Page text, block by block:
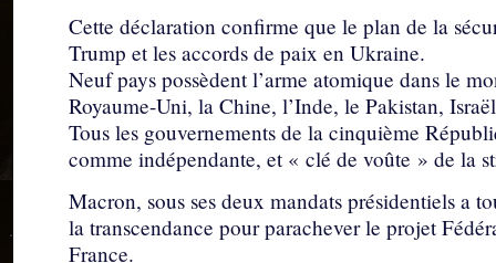
Cette déclaration confirme que le plan de la
Trump et les accords de paix en Ukraine.
Neuf pays possèdent l’arme atomique dans le
Royaume-Uni, la Chine, l’Inde, le Pakistan,
Tous les gouvernements de la cinquième
comme indépendante, et « clé de voûte » de la
Macron, sous ses deux mandats présidentiels a
la transcendance pour parachever le projet
France.